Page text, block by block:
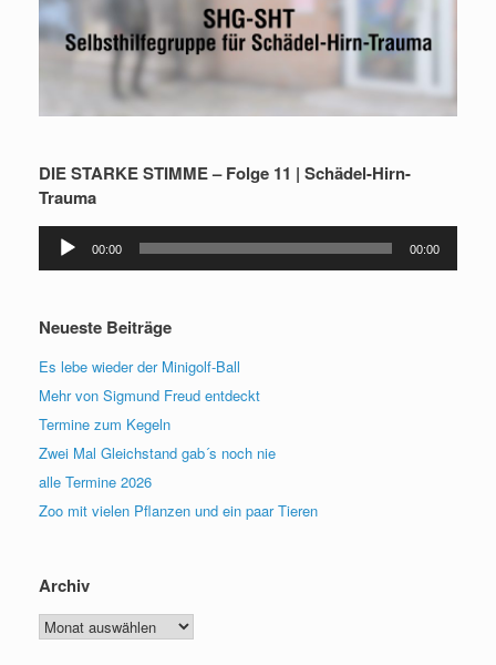
DIE STARKE STIMME – Folge 11 | Schädel-Hirn-
Trauma
Audio-
Player
00:00 00:00
Neueste Beiträge
Es lebe wieder der Minigolf-Ball
Mehr von Sigmund Freud entdeckt
Termine zum Kegeln
Zwei Mal Gleichstand gab´s noch nie
alle Termine 2026
Zoo mit vielen Pflanzen und ein paar Tieren
Archiv
Archiv